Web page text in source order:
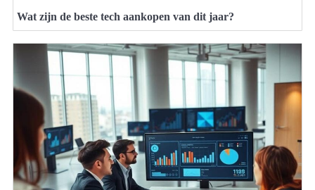
Wat zijn de beste tech aankopen van dit jaar?